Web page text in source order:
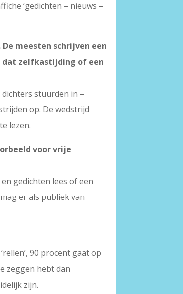
‘gedichten – nieuws –
meesten schrijven een
dat zelfkastijding of een
dichters stuurden in –
op. De wedstrijd
lezen.
voor vrije
gedichten lees of een
er als publiek van
90 procent gaat op
zeggen hebt dan
zijn.